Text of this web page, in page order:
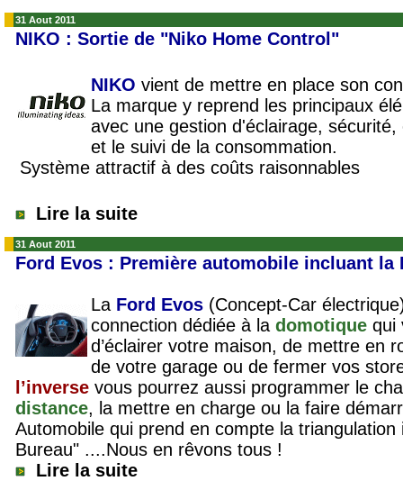
31 Aout 2011
NIKO : Sortie de "Niko Home Control"
NIKO vient de mettre en place son
La marque y reprend les principaux
avec une gestion d'éclairage,
et le suivi de la consommation.
Système attractif à des coûts raisonnables
Lire la suite
31 Aout 2011
Ford Evos : Première automobile incluant la
La Ford Evos (Concept-Car électrique
connection dédiée à la domotique qui
d’éclairer votre maison, de mettre en
de votre garage ou de fermer vos
l’inverse vous pourrez aussi programmer le
distance, la mettre en charge ou la faire
Automobile qui prend en compte la
Bureau" ....Nous en rêvons tous !
Lire la suite